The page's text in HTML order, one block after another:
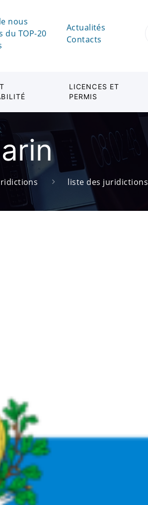
nous
du TOP-20
Actualités
Contacts
LICENCES ET
PERMIS
liste des juridictions